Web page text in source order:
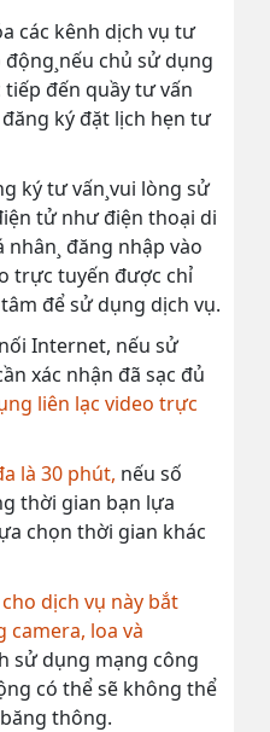
các kênh dịch vụ tư
chủ sử dụng
đến quầy tư vấn
ký đặt lịch hẹn tư
ký tư vấn¸vui lòng sử
tử như điện thoại di
đăng nhập vào
trực tuyến được chỉ
để sử dụng dịch vụ.
Internet, nếu sử
xác nhận đã sạc đủ
liên lạc video trực
là 30 phút, nếu số
thời gian bạn lựa
chọn thời gian khác
dịch vụ này bắt
camera, loa và
sử dụng mạng công
có thể sẽ không thể
thông.